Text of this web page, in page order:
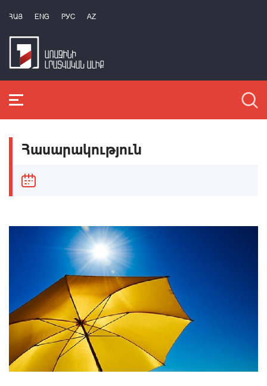
ՀԱՅ ENG РУС AZ
Հասարակություն